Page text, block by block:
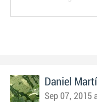
Daniel
Sep 07, 2015